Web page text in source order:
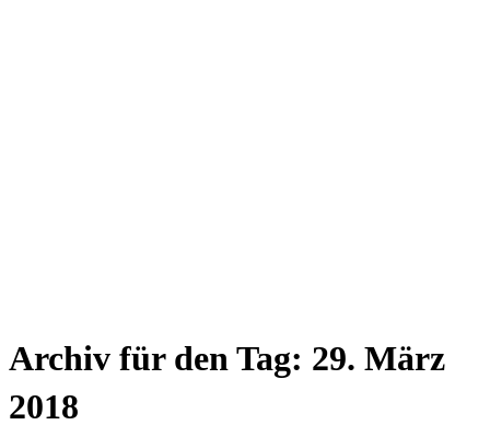
Archiv für den Tag: 29. März
2018